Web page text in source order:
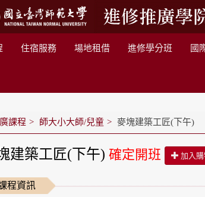
住宿服務 場地租借 進修學分班 國
課程 師大小大師/兒童 麥塊建築工匠(下午)
建築工匠(下午) 確定開班 加入
程資訊